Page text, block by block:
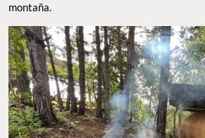
montaña.